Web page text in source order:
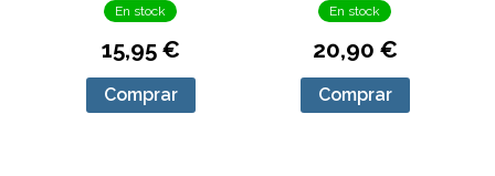
En stock
15,95 €
Comprar
En stock
20,90 €
Comprar